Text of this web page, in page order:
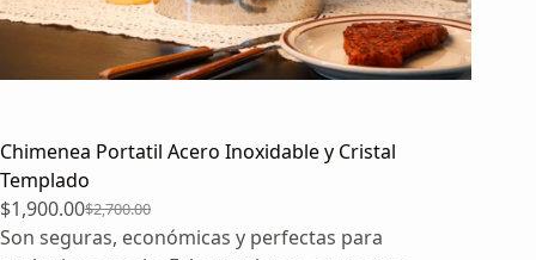
Chimenea Portatil Acero Inoxidable y Cristal
Templado
$2,700.00
El
precio
$1,900.00
El
precio
Son seguras, económicas y perfectas para